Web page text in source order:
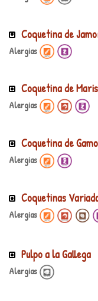
Coquetina de
Alergias
Coquetina de
Alergias
Coquetina de
Alergias
Coquetinas
Alergias
Pulpo a la Gallega
Alergias